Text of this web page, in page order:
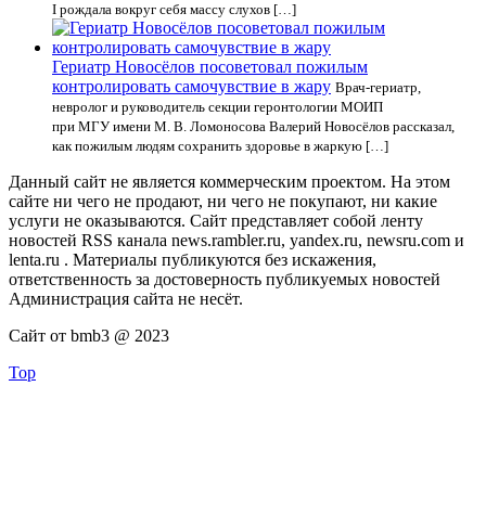
I рождала вокруг себя массу слухов […]
Гериатр Новосёлов посоветовал пожилым
контролировать самочувствие в жару Врач-гериатр,
невролог и руководитель секции геронтологии МОИП
при МГУ имени М. В. Ломоносова Валерий Новосёлов рассказал,
как пожилым людям сохранить здоровье в жаркую […]
Данный сайт не является коммерческим проектом. На этом
сайте ни чего не продают, ни чего не покупают, ни какие
услуги не оказываются. Сайт представляет собой ленту
новостей RSS канала news.rambler.ru, yandex.ru, newsru.com и
lenta.ru . Материалы публикуются без искажения,
ответственность за достоверность публикуемых новостей
Администрация сайта не несёт.
Сайт от bmb3 @ 2023
Top